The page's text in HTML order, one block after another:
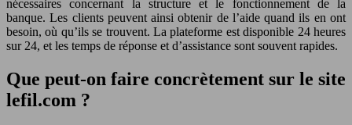
nécessaires concernant la structure et le fonctionnement de la
banque. Les clients peuvent ainsi obtenir de l’aide quand ils en ont
besoin, où qu’ils se trouvent. La plateforme est disponible 24 heures
sur 24, et les temps de réponse et d’assistance sont souvent rapides.
Que peut-on faire concrètement sur le site
lefil.com ?